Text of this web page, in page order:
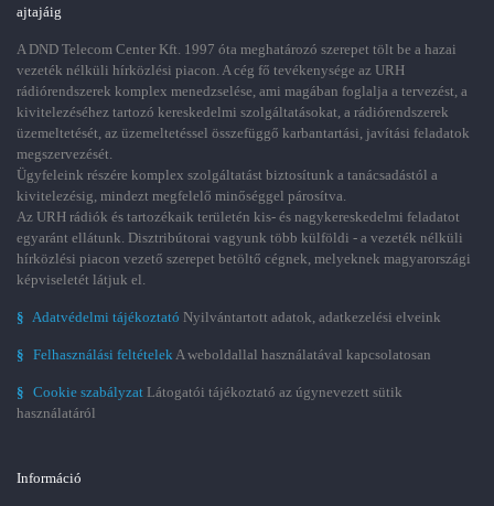
ajtajáig
A DND Telecom Center Kft. 1997 óta meghatározó szerepet tölt be a hazai
vezeték nélküli hírközlési piacon. A cég fő tevékenysége az URH
rádiórendszerek komplex menedzselése, ami magában foglalja a tervezést, a
kivitelezéséhez tartozó kereskedelmi szolgáltatásokat, a rádiórendszerek
üzemeltetését, az üzemeltetéssel összefüggő karbantartási, javítási feladatok
megszervezését.
Ügyfeleink részére komplex szolgáltatást biztosítunk a tanácsadástól a
kivitelezésig, mindezt megfelelő minőséggel párosítva.
Az URH rádiók és tartozékaik területén kis- és nagykereskedelmi feladatot
egyaránt ellátunk. Disztribútorai vagyunk több külföldi - a vezeték nélküli
hírközlési piacon vezető szerepet betöltő cégnek, melyeknek magyarországi
képviseletét látjuk el.
§ Adatvédelmi tájékoztató Nyilvántartott adatok, adatkezelési elveink
§ Felhasználási feltételekA weboldallal használatával kapcsolatosan
§ Cookie szabályzat Látogatói tájékoztató az úgynevezett sütik
használatáról
Információ